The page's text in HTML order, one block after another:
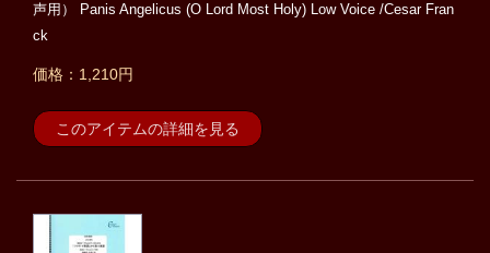
声用） Panis Angelicus (O Lord Most Holy) Low Voice /Cesar Fran
ck
価格：1,210円
このアイテムの詳細を見る